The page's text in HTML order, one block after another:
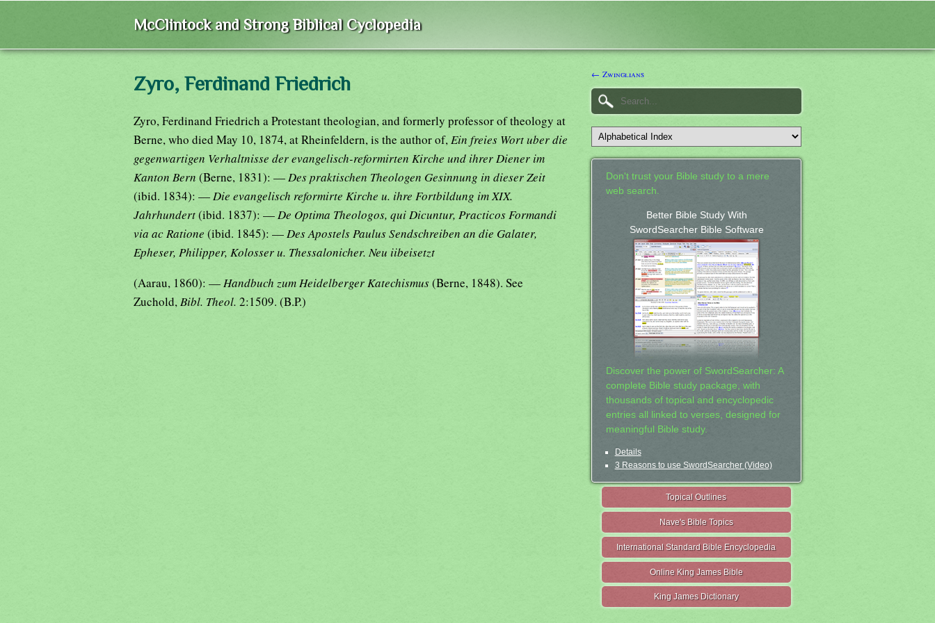
McClintock and Strong Biblical Cyclopedia
Zyro, Ferdinand Friedrich
Zyro, Ferdinand Friedrich a Protestant theologian, and formerly professor of theology at
Berne, who died May 10, 1874, at Rheinfeldern, is the author of, Ein freies Wort uber die
gegenwartigen Verhaltnisse der evangelisch-reformirten Kirche und ihrer Diener im
Kanton Bern (Berne, 1831): — Des praktischen Theologen Gesinnung in dieser Zeit
(ibid. 1834): — Die evangelisch reformirte Kirche u. ihre Fortbildung im XIX.
Jahrhundert(ibid. 1837): — De Optima Theologos, qui Dicuntur, Practicos Formandi
via ac Ratione (ibid. 1845): — Des Apostels Paulus Sendschreiben an die Galater,
Epheser, Philipper, Kolosser u. Thessalonicher. Neu iibeisetzt
(Aarau, 1860): — Handbuch zum Heidelberger Katechismus(Berne, 1848). See
Zuchold, Bibl. Theol. 2:1509. (B.P.)
← Zwinglians
Don't trust your Bible study to a mere
web search.
Better Bible Study With
SwordSearcher Bible Software
Discover the power of SwordSearcher: A
complete Bible study package, with
thousands of topical and encyclopedic
entries all linked to verses, designed for
meaningful Bible study.
Details
3 Reasons to use SwordSearcher (Video)
Topical Outlines
Nave's Bible Topics
International Standard Bible Encyclopedia
Online King James Bible
King James Dictionary